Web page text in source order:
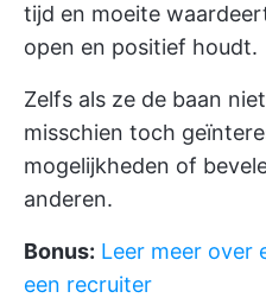
tijd en moeite
open en positief houdt.
Zelfs als ze de baan
misschien toch
mogelijkheden of
anderen.
Bonus: Leer meer over
een recruiter